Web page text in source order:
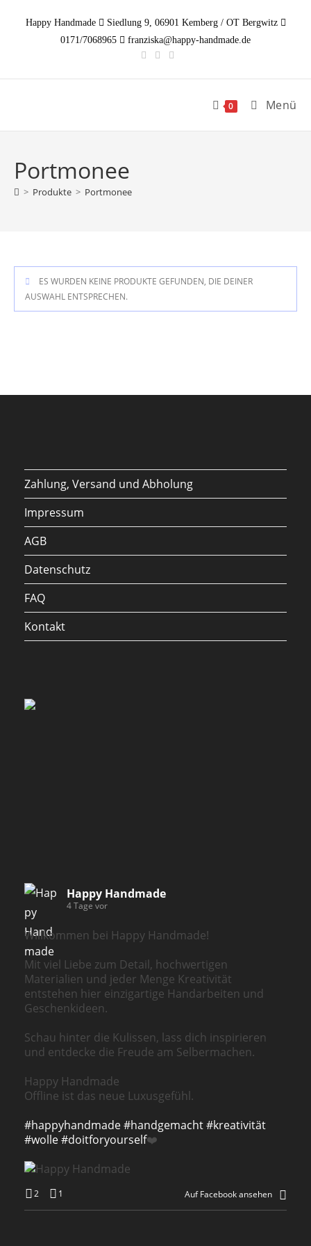
InhaltHappy Handmade
Siedlung 9, 06901 Kemberg / OT Bergwitz
0171/7068965
franziska@happy-handmade.de
0 Menü
Portmonee
> Produkte > Portmonee
ES WURDEN KEINE PRODUKTE GEFUNDEN, DIE DEINER
AUSWAHL ENTSPRECHEN.
Zahlung, Versand und Abholung
Impressum
AGB
Datenschutz
FAQ
Kontakt
Happy Handmade
4 Tage vor
Willkommen bei Happy Handmade!
Mit viel Liebe zum Detail, hochwertigen
Materialien und jeder Menge Kreativität
entstehen hier einzigartige Handarbeiten und
Geschenkideen.
Schau hinter die Kulissen, lass dich inspirieren
und entdecke die Freude am Selbermachen.
Happy Handmade
Offline ist das neue Luxusgefühl.
#happyhandmade#handgemacht#kreativität
#wolle#doitforyourself❤️
2 1 Auf Facebook ansehen